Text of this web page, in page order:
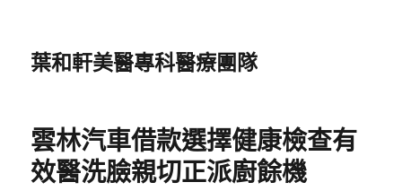
葉和軒美醫專科醫療團隊
雲林汽車借款選擇健康檢查有
效醫洗臉親切正派廚餘機